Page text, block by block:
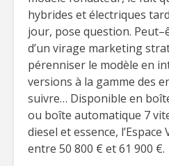
hybrides et électriques
jour, pose question.
d’un virage marketing
pérenniser le modèle en
versions à la gamme des
suivre… Disponible en
ou boîte automatique 7
diesel et essence,
entre 50 800 € et 61 900 €.